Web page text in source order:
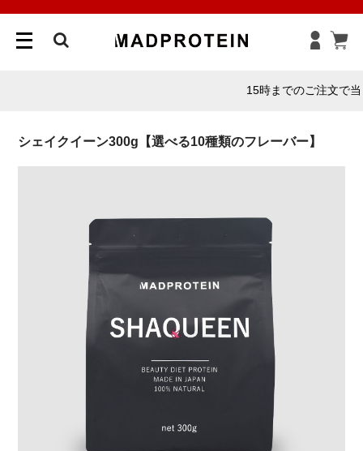
メ
ニ
15時までのご注文で当日発送！
シェイクイーン300g【選べる10種類のフレーバー】